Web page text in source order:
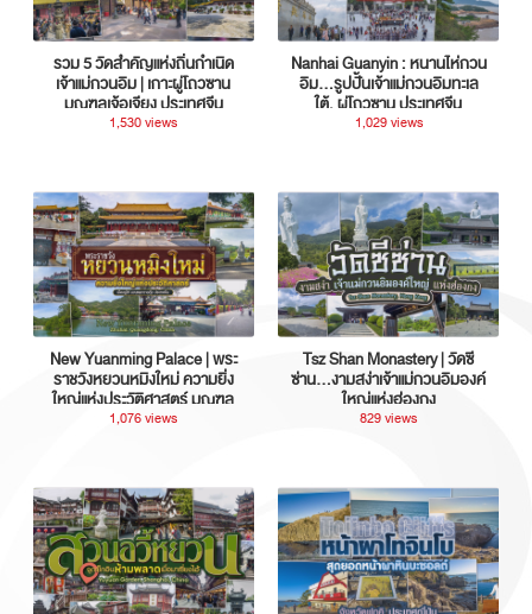
รวม 5 วัดสำคัญแห่งถิ่นกำเนิด
เจ้าแม่กวนอิม | เกาะผู่โถวซาน
มณฑลเจ้อเจียง ประเทศจีน
1,530 views
Nanhai Guanyin : หนานไห่กวน
อิม...รูปปั้นเจ้าแม่กวนอิมทะเล
ใต้, ผู่โถวซาน ประเทศจีน
1,029 views
New Yuanming Palace | พระ
ราชวังหยวนหมิงใหม่ ความยิ่ง
ใหญ่แห่งประวัติศาสตร์ มณฑล
กวางตุ้ง ประเทศจีน
1,076 views
Tsz Shan Monastery | วัดซี
ซ่าน…งามสง่าเจ้าแม่กวนอิมองค์
ใหญ่แห่งฮ่องกง
829 views